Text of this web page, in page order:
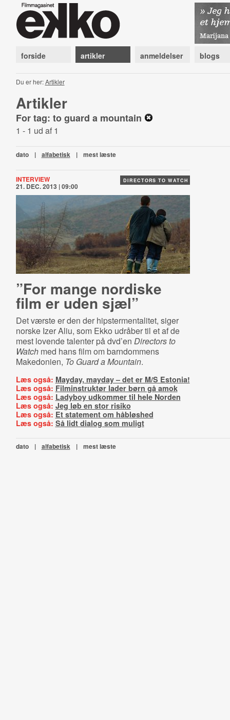
forside artikler anmeldelser blogs
Du er her:Artikler
Artikler
For tag: to guard a mountain
1 - 1 ud af 1
dato | alfabetisk | mest læste
DIRECTORS TO WATCH
INTERVIEW
21. DEC. 2013 | 09:00
”For mange nordiske
film er uden sjæl”
Det værste er den der hipstermentalitet, siger
norske Izer Aliu, som Ekko udråber til et af de
mest lovende talenter på dvd’en Directors to
Watchmed hans film om barndommens
Makedonien, To Guard a Mountain.
Læs også: Mayday, mayday – det er M/S Estonia!
Læs også: Filminstruktør lader børn gå amok
Læs også: Ladyboy udkommer til hele Norden
Læs også: Jeg løb en stor risiko
Læs også: Et statement om håbløshed
Læs også: Så lidt dialog som muligt
dato | alfabetisk | mest læste